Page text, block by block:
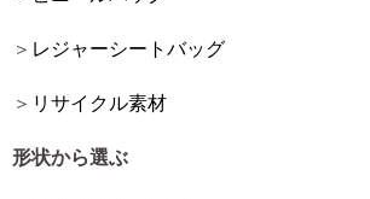
レジャーシートバッグ
リサイクル素材
形状から選ぶ